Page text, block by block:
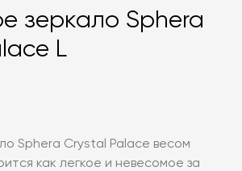
зеркало Sphera
L
Sphera Crystal Palace весом
как легкое и невесомое за